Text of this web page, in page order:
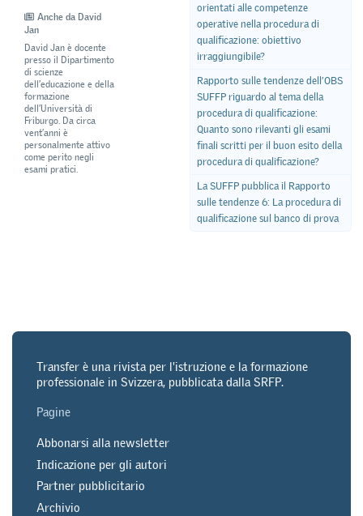
Anche da David
Jan
David Jan è docente
presso il Dipartimento
di scienze
dell’educazione e della
formazione
dell’Università di
Friburgo. Da circa
vent’anni è
personalmente attivo
come perito negli
esami pratici.
orientati alle competenze
operative nella procedura di
qualificazione: obiettivo
irraggiungibile?
Rapporto sulle tendenze dell’OBS
SUFFP riguardo al tema della
procedura di qualificazione:
Quanto sono rilevanti gli esami
finali scritti per il buon esito della
procedura di qualificazione?
La SUFFP pubblica il Rapporto
sulle tendenze 6: La procedura di
qualificazione sul banco di prova
Transfer è una rivista per l'istruzione e la formazione
professionale in Svizzera, pubblicata dalla SRFP.
Pagine
Abbonarsi alla newsletter
Indicazione per gli autori
Partner pubblicitario
Archivio